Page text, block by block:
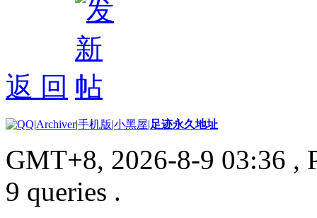
返 回
|Archiver|手机版|小黑屋|足迹永久地址
GMT+8, 2026-8-9 03:36 ,
9 queries .